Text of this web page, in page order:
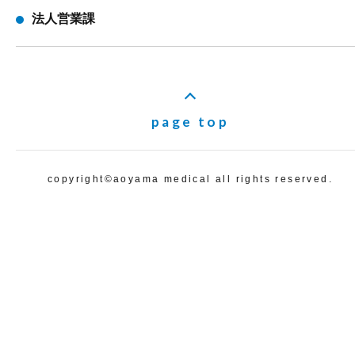
法人営業課
page top
copyright©️aoyama medical all rights reserved.